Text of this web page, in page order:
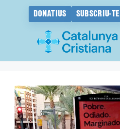
DONATIUS SUBSCRIU-TE
contingut